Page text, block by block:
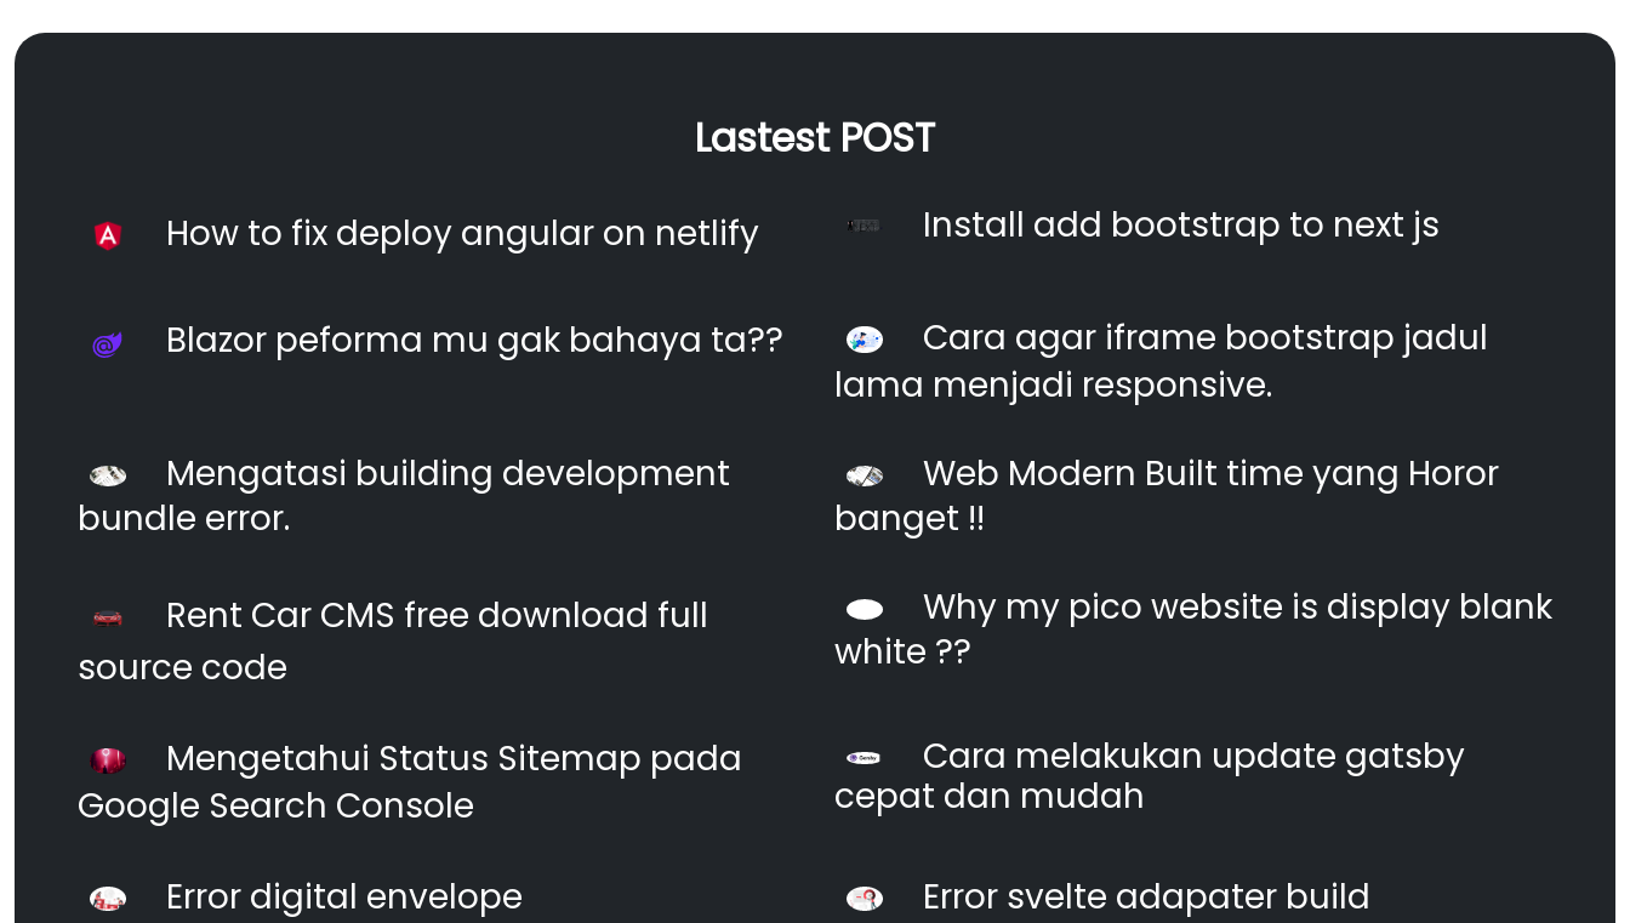
Lastest POST
How to fix deploy angular on netlify Install add bootstrap to next js
Blazor peforma mu gak bahaya ta??
Cara agar iframe bootstrap jadul
lama menjadi responsive.
Mengatasi building development
bundle error.
Web Modern Built time yang Horor
banget !!
Rent Car CMS free download full
source code
Why my pico website is display blank
white ??
Mengetahui Status Sitemap pada
Google Search Console
Cara melakukan update gatsby
cepat dan mudah
Error digital envelope Error svelte adapater build